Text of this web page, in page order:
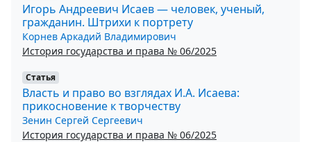
Игорь Андреевич Исаев — человек, ученый,
гражданин. Штрихи к портрету
Корнев Аркадий Владимирович
История государства и права № 06/2025
Статья
Власть и право во взглядах И.А. Исаева:
прикосновение к творчеству
Зенин Сергей Сергеевич
История государства и права № 06/2025